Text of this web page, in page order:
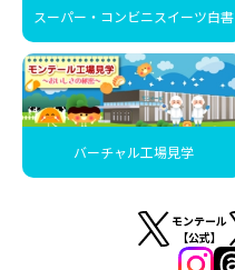
スーパー・コンビニスイーツ白書
バーチャル工場見学
モンテール
【公式】